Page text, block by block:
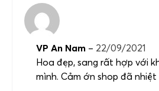
VP An Nam – 22/09/2021
Hoa đẹp, sang rất hợp với
mình. Cảm ớn shop đã